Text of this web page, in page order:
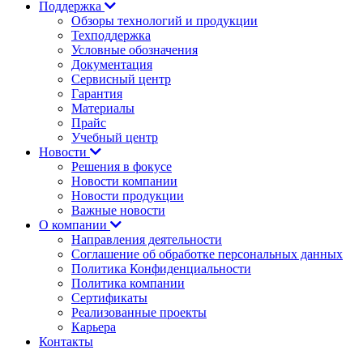
Поддержка
Обзоры технологий и продукции
Техподдержка
Условные обозначения
Документация
Сервисный центр
Гарантия
Материалы
Прайс
Учебный центр
Новости
Решения в фокусе
Новости компании
Новости продукции
Важные новости
О компании
Направления деятельности
Соглашение об обработке персональных данных
Политика Конфиденциальности
Политика компании
Сертификаты
Реализованные проекты
Карьера
Контакты